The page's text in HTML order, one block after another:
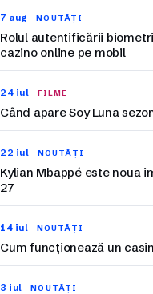
7 aug NOUTĂȚI
Rolul autentificării
cazino online pe mobil
24 iul FILME
Când apare Soy Luna
22 iul NOUTĂȚI
Kylian Mbappé este noua
27
14 iul NOUTĂȚI
Cum funcționează un
3 iul NOUTĂȚI